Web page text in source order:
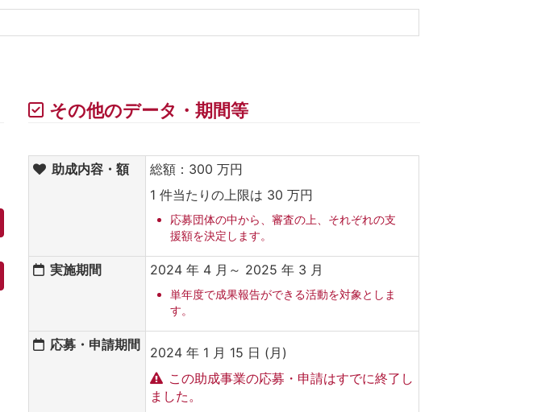
その他のデータ・期間等
助成内容・額
総額：300 万円
1 件当たりの上限は 30 万円
応募団体の中から、審査の上、それぞれの支
援額を決定します。
実施期間 2024 年 4 月～ 2025 年 3 月
単年度で成果報告ができる活動を対象としま
す。
応募・申請期間
2024 年 1 月 15 日 (月)
この助成事業の応募・申請はすでに終了し
ました。